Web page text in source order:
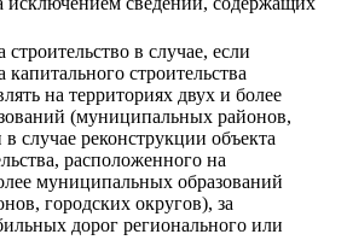
в случае, если
капитального строительства
на территориях двух и более
(муниципальных районов,
случае реконструкции объекта
расположенного на
муниципальных образований
городских округов), за
дорог регионального или